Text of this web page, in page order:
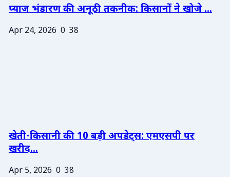
प्याज भंडारण की अनूठी तकनीक: किसानों ने खोजे ...
Apr 24, 2026 0 38
खेती-किसानी की 10 बड़ी अपडेट्स: एमएसपी पर
खरीद...
Apr 5, 2026 0 38